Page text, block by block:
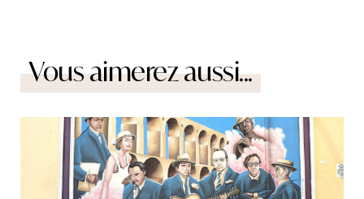
Vous aimerez aussi...
© Marta Nascimento/Réa